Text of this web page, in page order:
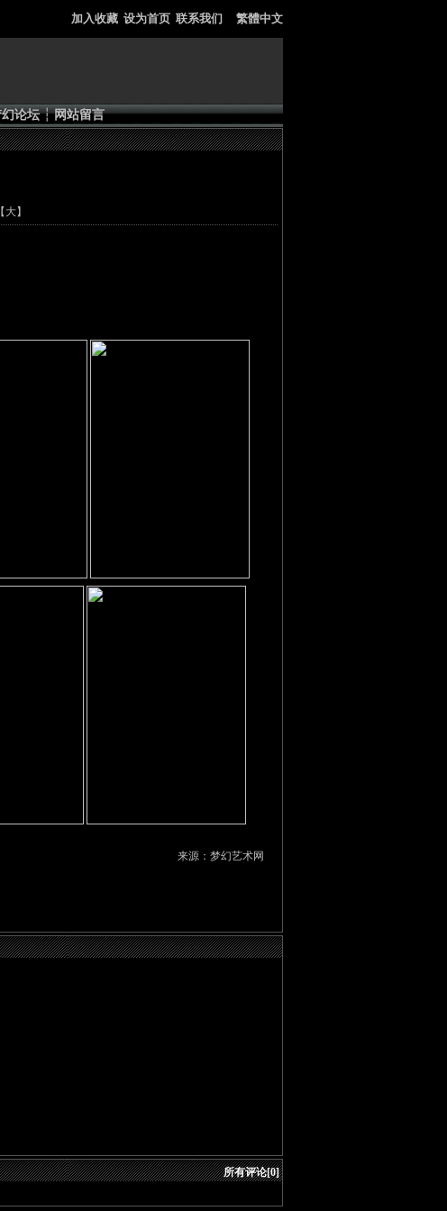
加入收藏 设为首页 联系我们 繁體中文
论坛 ┆ 网站留言
大】
来源：梦幻艺术网
所有评论[0]